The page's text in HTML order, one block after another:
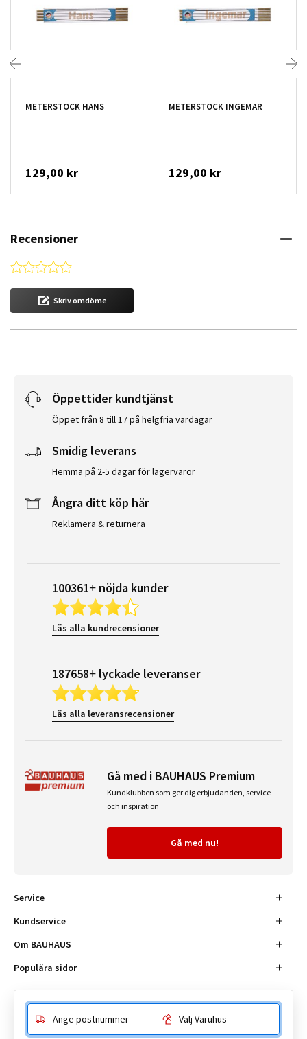
METERSTOCK HANS
129,00 kr
METERSTOCK INGEMAR
129,00 kr
Recensioner
0.0 star rating
Skriv omdöme
Öppettider kundtjänst
Öppet från 8 till 17 på helgfria vardagar
Smidig leverans
Hemma på 2-5 dagar för lagervaror
Ångra ditt köp här
Reklamera & returnera
100361+ nöjda kunder
Läs alla kundrecensioner
187658+ lyckade leveranser
Läs alla leveransrecensioner
Gå med i BAUHAUS Premium
Kundklubben som ger dig erbjudanden, service
och inspiration
Gå med nu!
Service
Kundservice
Om BAUHAUS
Populära sidor
Ange postnummer Välj Varuhus